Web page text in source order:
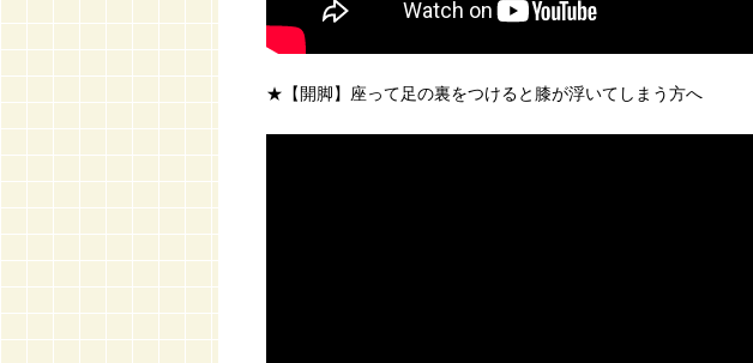
★【開脚】座って足の裏をつけると膝が浮いてしまう方へ